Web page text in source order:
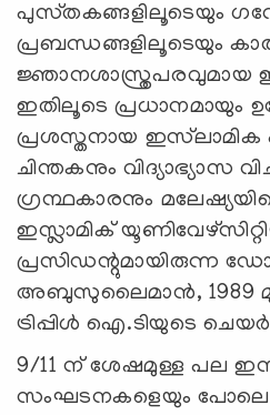
പുസ്‌തകങ്ങളിലൂടെയും
പ്രബന്ധങ്ങളിലൂടെയും
ജ്ഞാനശാസ്ത്രപരവുമായ
ഇതിലൂടെ പ്രധാനമായും
പ്രശസ്തനായ ഇസ്‍ലാമിക
ചിന്തകനും വിദ്യാഭ്യാസ
ഗ്രന്ഥകാരനും
ഇസ്ലാമിക്
പ്രസിഡന്റുമായിരുന്ന
അബുസുലൈമാൻ, 1989
ട്രിപ്പിള്‍ ഐ.ടിയുടെ
9/11 ന് ശേഷമുള്ള പല
സംഘടനകളെയും പോലെ,